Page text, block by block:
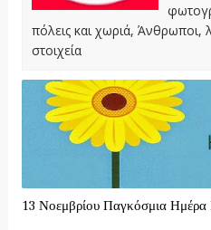
πόλεις και χωριά, Άνθρωποι,
στοιχεία
13 Νοεμβρίου Παγκόσμια Ημέρα